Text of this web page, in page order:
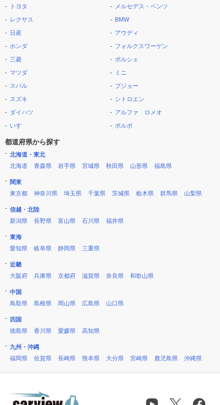
トヨタ
レクサス
日産
ホンダ
三菱
マツダ
スバル
スズキ
ダイハツ
いすゞ
メルセデス・ベンツ
BMW
アウディ
フォルクスワーゲン
ポルシェ
ミニ
プジョー
シトロエン
アルファ ロメオ
ボルボ
都道府県から探す
北海道・東北
北海道
青森県 岩手県 宮城県 秋田県 山形県 福島県
関東
東京都
神奈川県 埼玉県 千葉県 茨城県 栃木県 群馬県 山梨県
信越・北陸
新潟県
長野県 富山県 石川県 福井県
東海
愛知県
岐阜県 静岡県 三重県
近畿
大阪府
兵庫県 京都府 滋賀県 奈良県 和歌山県
中国
鳥取県
島根県 岡山県 広島県 山口県
四国
徳島県
香川県 愛媛県 高知県
九州・沖縄
福岡県
佐賀県 長崎県 熊本県 大分県 宮崎県 鹿児島県 沖縄県